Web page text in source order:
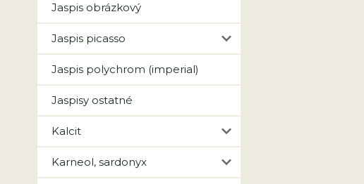
Jaspis obrázkový
Jaspis picasso
Jaspis polychrom (imperial)
Jaspisy ostatné
Kalcit
Karneol, sardonyx